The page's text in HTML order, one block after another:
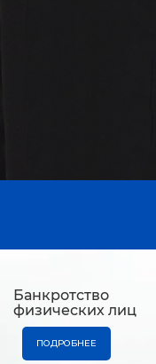
Банкротство
физических лиц
ПОДРОБНЕЕ